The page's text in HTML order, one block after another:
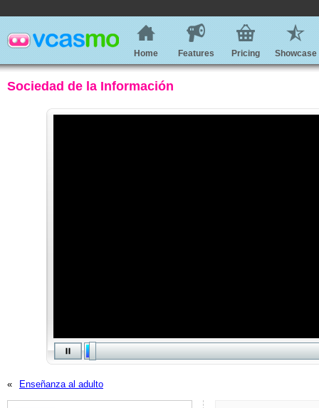
Home Features Pricing Showcase
Sociedad de la Información
« Enseñanza al adulto